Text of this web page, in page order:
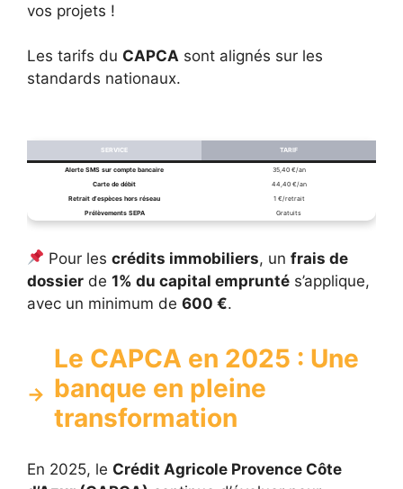
vos projets !
Les tarifs du CAPCA sont alignés sur les
standards nationaux.
SERVICE TARIF
Alerte SMS sur compte bancaire
35,40 €/an
Carte de débit
44,40 €/an
Retrait d’espèces hors réseau
1 €/retrait
Prélèvements SEPA
Gratuits
Pour lescrédits immobiliers, unfrais de
dossier de 1% du capital emprunté s’applique,
avec un minimum de 600 €.
Le CAPCA en 2025 : Une
banque en pleine
transformation
En 2025, le Crédit Agricole Provence Côte